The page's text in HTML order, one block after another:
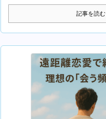
記事を読む